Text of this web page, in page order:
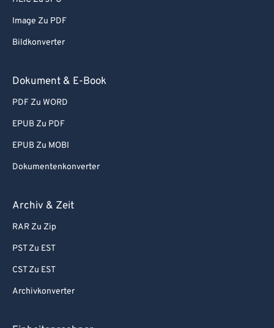
Image Zu PDF
Bildkonverter
Dokument & E-Book
PDF Zu WORD
EPUB Zu PDF
EPUB Zu MOBI
Dokumentenkonverter
Archiv & Zeit
RAR Zu Zip
PST Zu EST
CST Zu EST
Archivkonverter